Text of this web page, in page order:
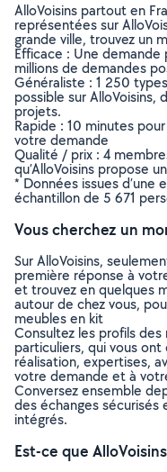
AlloVoisins partout en
représentées sur
grande ville, trouvez un
Efficace : Une
millions de demandes
Généraliste : 1 250
possible sur AlloVoisins,
projets.
Rapide : 10 minutes
votre demande
Qualité / prix : 4
qu’AlloVoisins propose
* Données issues d’une
échantillon de 5 671
Vous cherchez un
Sur AlloVoisins,
première réponse à
et trouvez en quelques
autour de chez vous,
meubles en kit
Consultez les profils
particuliers, qui vous
réalisation, expertises,
votre demande et à
Conversez ensemble
des échanges
intégrés.
Est-ce que